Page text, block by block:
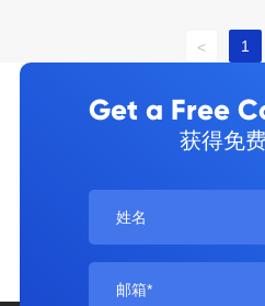
< 1
Get a Free
获得免